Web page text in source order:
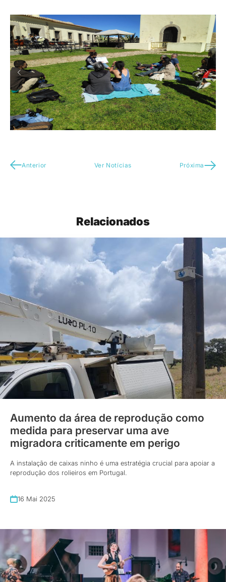
Anterior Ver Notícias Próxima
Relacionados
Aumento da área de reprodução como
medida para preservar uma ave
migradora criticamente em perigo
A instalação de caixas ninho é uma estratégia crucial para apoiar a
reprodução dos rolieiros em Portugal.
16 Mai 2025